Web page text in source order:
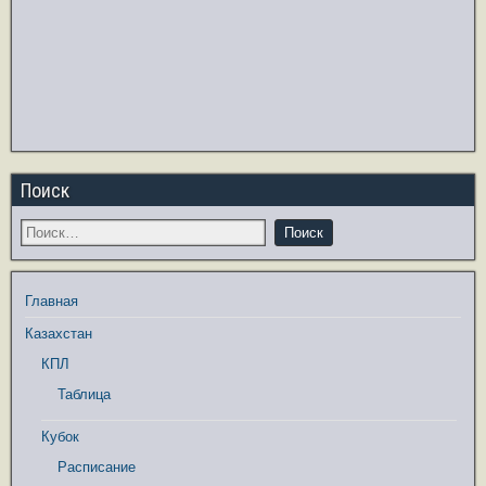
Поиск
Главная
Казахстан
КПЛ
Таблица
Кубок
Расписание